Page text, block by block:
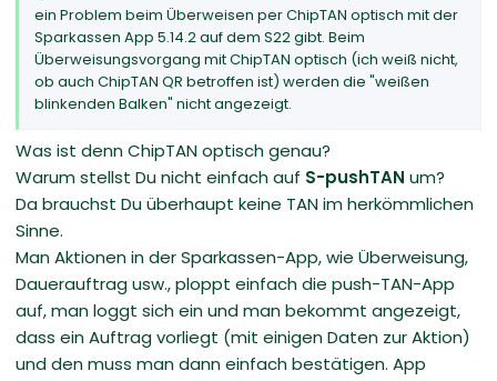
ein Problem beim Überweisen per ChipTAN optisch mit der
Sparkassen App 5.14.2 auf dem S22 gibt. Beim
Überweisungsvorgang mit ChipTAN optisch (ich weiß nicht,
ob auch ChipTAN QR betroffen ist) werden die "weißen
blinkenden Balken" nicht angezeigt.
Was ist denn ChipTAN optisch genau?
Warum stellst Du nicht einfach auf S-pushTAN um?
Da brauchst Du überhaupt keine TAN im herkömmlichen
Sinne.
Man Aktionen in der Sparkassen-App, wie Überweisung,
Dauerauftrag usw., ploppt einfach die push-TAN-App
auf, man loggt sich ein und man bekommt angezeigt,
dass ein Auftrag vorliegt (mit einigen Daten zur Aktion)
und den muss man dann einfach bestätigen. App